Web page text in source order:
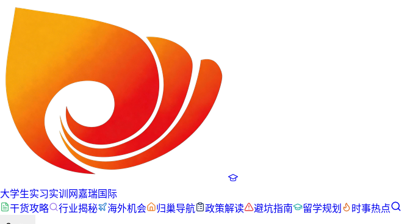
大学生实习实训网嘉瑞国际
干货攻略
行业揭秘 海外机会 归巢导航 政策解读 避坑指南 留学规划 时事热点